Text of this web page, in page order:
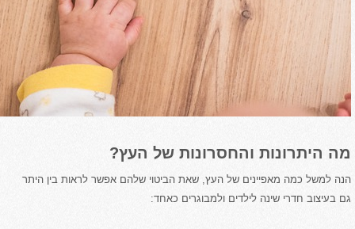
מה היתרונות והחסרונות של העץ?
הנה למשל כמה מאפיינים של העץ, שאת הביטוי שלהם אפשר לראות בין היתר
גם בעיצוב חדרי שינה לילדים ולמבוגרים כאחד: